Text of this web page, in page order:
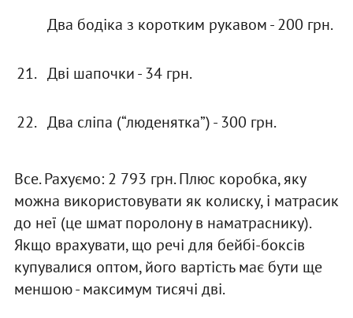
Два бодіка з коротким рукавом - 200 грн.
Дві шапочки - 34 грн.
Два сліпа (“люденятка”) - 300 грн.
Все. Рахуємо: 2 793 грн. Плюс коробка, яку
можна використовувати як колиску, і матрасик
до неї (це шмат поролону в наматраснику).
Якщо врахувати, що речі для бейбі-боксів
купувалися оптом, його вартість має бути ще
меншою - максимум тисячі дві.